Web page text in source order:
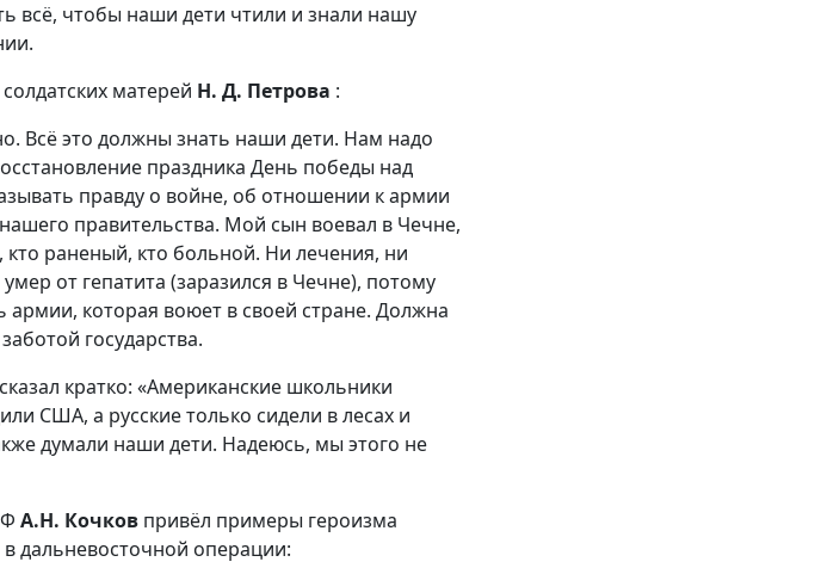
всё, чтобы наши дети чтили и знали нашу
матерей Н. Д. Петрова :
Всё это должны знать наши дети. Нам надо
праздника День победы над
правду о войне, об отношении к армии
правительства. Мой сын воевал в Чечне,
кто раненый, кто больной. Ни лечения, ни
от гепатита (заразился в Чечне), потому
армии, которая воюет в своей стране. Должна
государства.
сказал кратко: «Американские школьники
США, а русские только сидели в лесах и
думали наши дети. Надеюсь, мы этого не
А.Н. Кочков привёл примеры героизма
дальневосточной операции: